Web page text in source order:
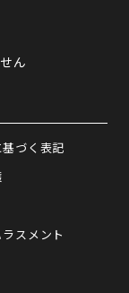
ん
づく表記
スメント